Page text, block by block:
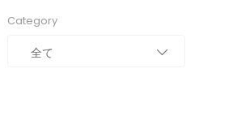
Category
全て